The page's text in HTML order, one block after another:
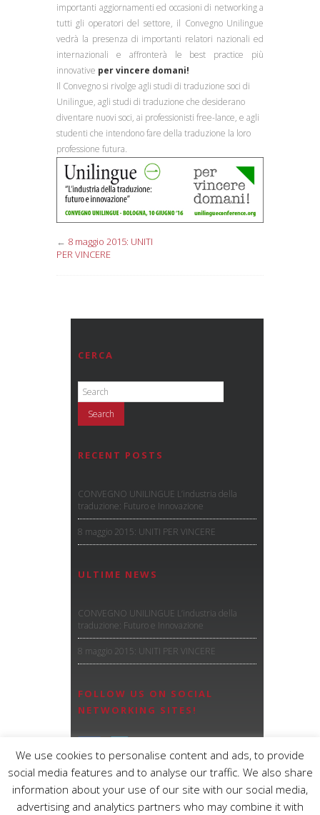
importanti aggiornamenti ed occasioni di networking a
tutti gli operatori del settore, il Convegno Unilingue
vedrà la presenza di importanti relatori nazionali ed
internazionali e affronterà le best practice più
innovative per vincere domani!
Il Convegno si rivolge agli studi di traduzione soci di
Unilingue, agli studi di traduzione che desiderano
diventare nuovi soci, ai professionisti free-lance, e agli
studenti che intendono fare della traduzione la loro
professione futura.
← 8 maggio 2015: UNITI
PER VINCERE
CERCA
RECENT POSTS
CONVEGNO UNILINGUE L’industria della
traduzione: Futuro e Innovazione
8 maggio 2015: UNITI PER VINCERE
ULTIME NEWS
CONVEGNO UNILINGUE L’industria della
traduzione: Futuro e Innovazione
8 maggio 2015: UNITI PER VINCERE
FOLLOW US ON SOCIAL
NETWORKING SITES!
We use cookies to personalise content and ads, to provide
social media features and to analyse our traffic. We also share
information about your use of our site with our social media,
advertising and analytics partners who may combine it with